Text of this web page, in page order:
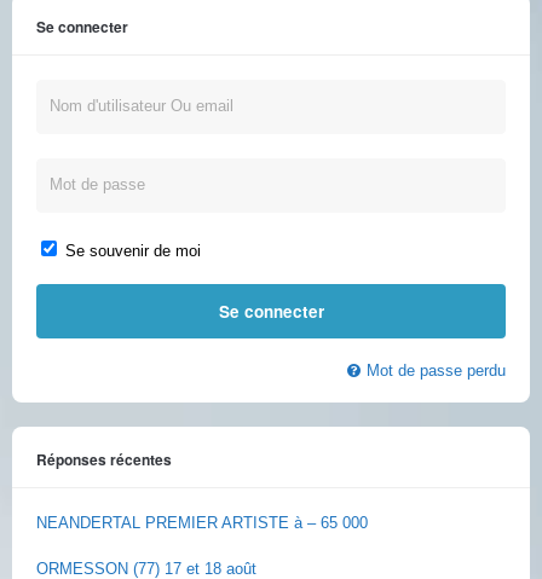
Se connecter
Se souvenir de moi
Mot de passe perdu
Réponses récentes
NEANDERTAL PREMIER ARTISTE à – 65 000
ORMESSON (77) 17 et 18 août